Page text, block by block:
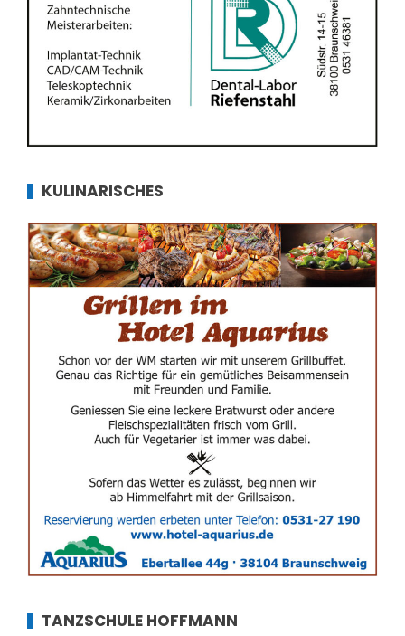
KULINARISCHES
TANZSCHULE HOFFMANN